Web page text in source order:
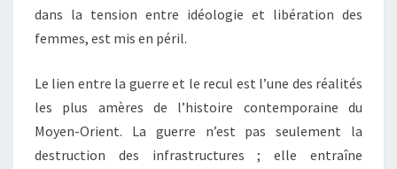
dans la tension entre idéologie et libération des
femmes, est mis en péril.
Le lien entre la guerre et le recul est l’une des réalités
les plus amères de l’histoire contemporaine du
Moyen-Orient. La guerre n’est pas seulement la
destruction des infrastructures ; elle entraîne